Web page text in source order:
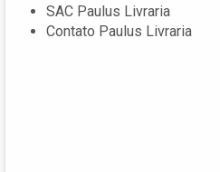
SAC Paulus Livraria
Contato Paulus Livraria